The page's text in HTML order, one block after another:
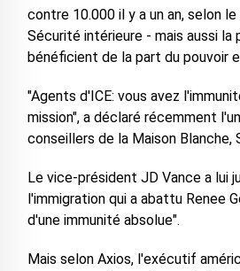
contre 10.000 il y a un an, selon
Sécurité intérieure - mais aussi
bénéficient de la part du pouvoir
"Agents d'ICE: vous avez
mission", a déclaré récemment
conseillers de la Maison Blanche,
Le vice-président JD Vance a lui
l'immigration qui a abattu Renee
d'une immunité absolue".
Mais selon Axios, l'exécutif